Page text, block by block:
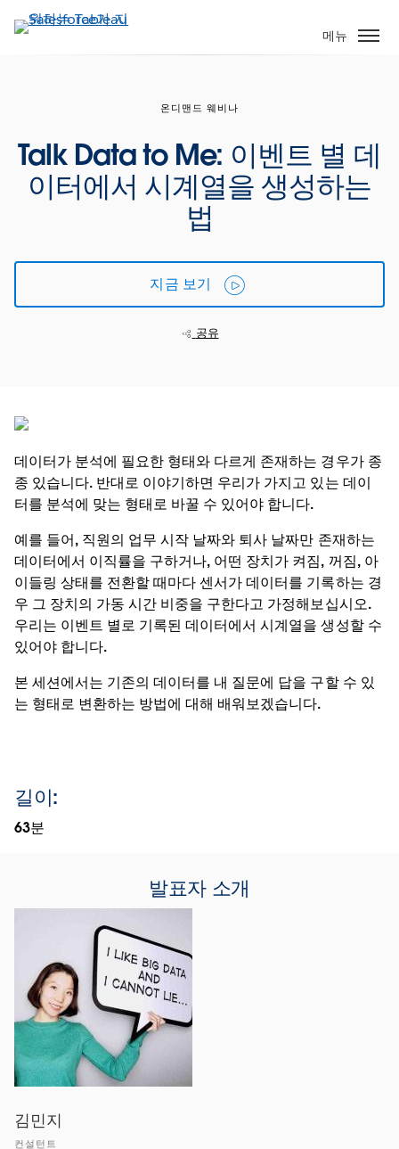
요
메뉴
온디맨드 웨비나
Talk Data to Me: 이벤트 별 데
이터에서 시계열을 생성하는
법
지금 보기
공유
데이터가 분석에 필요한 형태와 다르게 존재하는 경우가 종
종 있습니다. 반대로 이야기하면 우리가 가지고 있는 데이
터를 분석에 맞는 형태로 바꿀 수 있어야 합니다.
예를 들어, 직원의 업무 시작 날짜와 퇴사 날짜만 존재하는
데이터에서 이직률을 구하거나, 어떤 장치가 켜짐, 꺼짐, 아
이들링 상태를 전환할 때마다 센서가 데이터를 기록하는 경
우 그 장치의 가동 시간 비중을 구한다고 가정해보십시오.
우리는 이벤트 별로 기록된 데이터에서 시계열을 생성할 수
있어야 합니다.
본 세션에서는 기존의 데이터를 내 질문에 답을 구할 수 있
는 형태로 변환하는 방법에 대해 배워보겠습니다.
길이:
63분
발표자 소개
김민지
컨설턴트